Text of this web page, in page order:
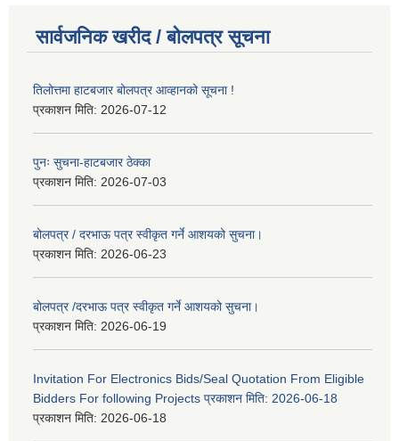
सार्वजनिक खरीद / बोलपत्र सूचना
तिलोत्तमा हाटबजार बोलपत्र आव्हानको सूचना !
प्रकाशन मिति: 2026-07-12
पुनः सुचना-हाटबजार ठेक्का
प्रकाशन मिति: 2026-07-03
बोलपत्र / दरभाऊ पत्र स्वीकृत गर्ने आशयको सुचना।
प्रकाशन मिति: 2026-06-23
बोलपत्र /दरभाऊ पत्र स्वीकृत गर्ने आशयको सुचना।
प्रकाशन मिति: 2026-06-19
Invitation For Electronics Bids/Seal Quotation From Eligible
Bidders For following Projects प्रकाशन मिति: 2026-06-18
प्रकाशन मिति: 2026-06-18